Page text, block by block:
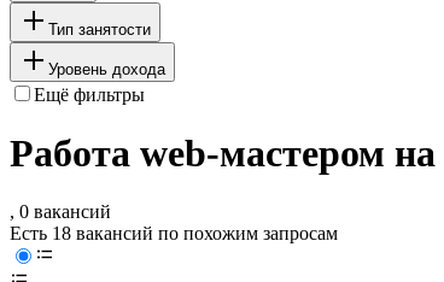
Тип занятости
Уровень дохода
Ещё фильтры
Работа web-мастером
, 0 вакансий
Есть 18 вакансий по похожим запросам